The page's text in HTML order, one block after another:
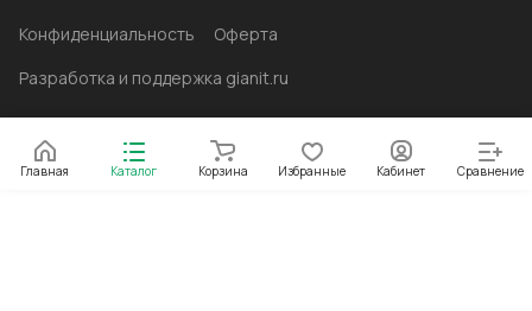
Главная Каталог Корзина Избранные Кабинет Сравнение
Конфиденциальность
Оферта
Разработка и поддержка gianit.ru